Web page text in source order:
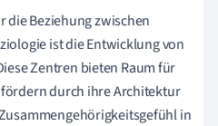
die Beziehung zwischen
ist die Entwicklung von
Zentren bieten Raum für
durch ihre Architektur
in